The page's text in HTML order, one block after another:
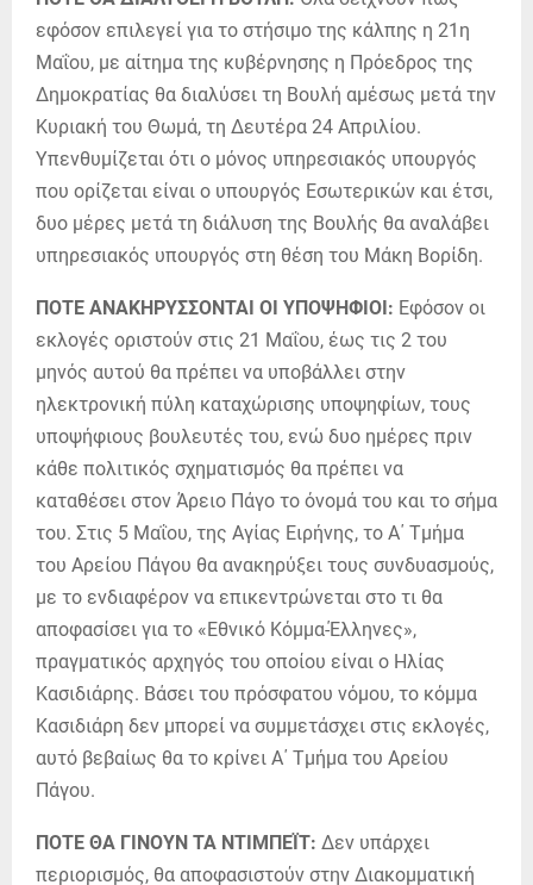
εφόσον επιλεγεί για το στήσιμο της κάλπης η 21η
Μαΐου, με αίτημα της κυβέρνησης η Πρόεδρος της
Δημοκρατίας θα διαλύσει τη Βουλή αμέσως μετά την
Κυριακή του Θωμά, τη Δευτέρα 24 Απριλίου.
Υπενθυμίζεται ότι ο μόνος υπηρεσιακός υπουργός
που ορίζεται είναι ο υπουργός Εσωτερικών και έτσι,
δυο μέρες μετά τη διάλυση της Βουλής θα αναλάβει
υπηρεσιακός υπουργός στη θέση του Μάκη Βορίδη.
ΠΟΤΕ ΑΝΑΚΗΡΥΣΣΟΝΤΑΙ ΟΙ ΥΠΟΨΗΦΙΟΙ: Εφόσον οι
εκλογές οριστούν στις 21 Μαΐου, έως τις 2 του
μηνός αυτού θα πρέπει να υποβάλλει στην
ηλεκτρονική πύλη καταχώρισης υποψηφίων, τους
υποψήφιους βουλευτές του, ενώ δυο ημέρες πριν
κάθε πολιτικός σχηματισμός θα πρέπει να
καταθέσει στον Άρειο Πάγο το όνομά του και το σήμα
του. Στις 5 Μαΐου, της Αγίας Ειρήνης, το Α΄ Τμήμα
του Αρείου Πάγου θα ανακηρύξει τους συνδυασμούς,
με το ενδιαφέρον να επικεντρώνεται στο τι θα
αποφασίσει για το «Εθνικό Κόμμα-Έλληνες»,
πραγματικός αρχηγός του οποίου είναι ο Ηλίας
Κασιδιάρης. Βάσει του πρόσφατου νόμου, το κόμμα
Κασιδιάρη δεν μπορεί να συμμετάσχει στις εκλογές,
αυτό βεβαίως θα το κρίνει Α΄ Τμήμα του Αρείου
Πάγου.
ΠΟΤΕ ΘΑ ΓΙΝΟΥΝ ΤΑ ΝΤΙΜΠΕΪΤ: Δεν υπάρχει
περιορισμός, θα αποφασιστούν στην Διακομματική